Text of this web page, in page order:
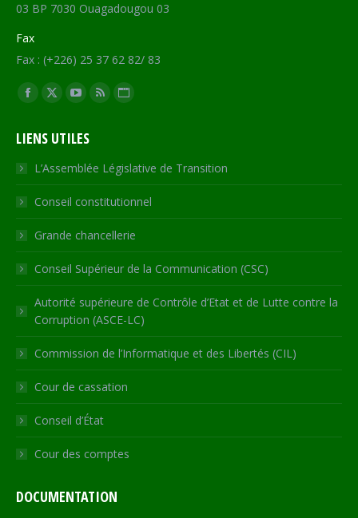
03 BP 7030 Ouagadougou 03
Fax
Fax : (+226) 25 37 62 82/ 83
Trouvez nous sur :
Facebook
opens
in
new
window
X
opens
in
new
window
YouTube
opens
in
new
window
RSS
in
new
window
Site
opens
in
new
LIENS UTILES
L’Assemblée Législative de Transition
Conseil constitutionnel
Grande chancellerie
Conseil Supérieur de la Communication (CSC)
Autorité supérieure de Contrôle d’Etat et de Lutte contre la
Corruption (ASCE-LC)
Commission de l’Informatique et des Libertés (CIL)
Cour de cassation
Conseil d’État
Cour des comptes
DOCUMENTATION